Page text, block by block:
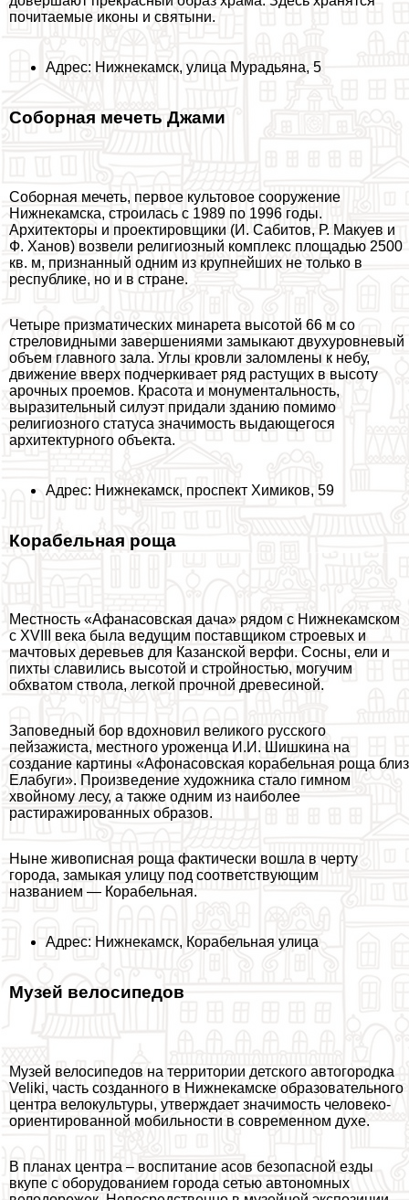
почитаемые иконы и святыни.
Адрес: Нижнекамск, улица Мурадьяна, 5
Соборная мечеть Джами
Соборная мечеть, первое культовое сооружение
Нижнекамска, строилась с 1989 по 1996 годы.
Архитекторы и проектировщики (И. Сабитов, Р. Макуев и
Ф. Ханов) возвели религиозный комплекс площадью 2500
кв. м, признанный одним из крупнейших не только в
республике, но и в стране.
Четыре призматических минарета высотой 66 м со
стреловидными завершениями замыкают двухуровневый
объем главного зала. Углы кровли заломлены к небу,
движение вверх подчеркивает ряд растущих в высоту
арочных проемов. Красота и монументальность,
выразительный силуэт придали зданию помимо
религиозного статуса значимость выдающегося
архитектурного объекта.
Адрес: Нижнекамск, проспект Химиков, 59
Корабельная роща
Местность «Афанасовская дача» рядом с Нижнекамском
с ХVIII века была ведущим поставщиком строевых и
мачтовых деревьев для Казанской верфи. Сосны, ели и
пихты славились высотой и стройностью, могучим
обхватом ствола, легкой прочной древесиной.
Заповедный бор вдохновил великого русского
пейзажиста, местного уроженца И.И. Шишкина на
создание картины «Афонасовская корабельная роща близ
Елабуги». Произведение художника стало гимном
хвойному лесу, а также одним из наиболее
растиражированных образов.
Ныне живописная роща фактически вошла в черту
города, замыкая улицу под соответствующим
названием — Корабельная.
Адрес: Нижнекамск, Корабельная улица
Музей велосипедов
Музей велосипедов на территории детского автогородка
Veliki, часть созданного в Нижнекамске образовательного
центра велокультуры, утверждает значимость человеко-
ориентированной мобильности в современном духе.
В планах центра – воспитание асов безопасной езды
вкупе с оборудованием города сетью автономных